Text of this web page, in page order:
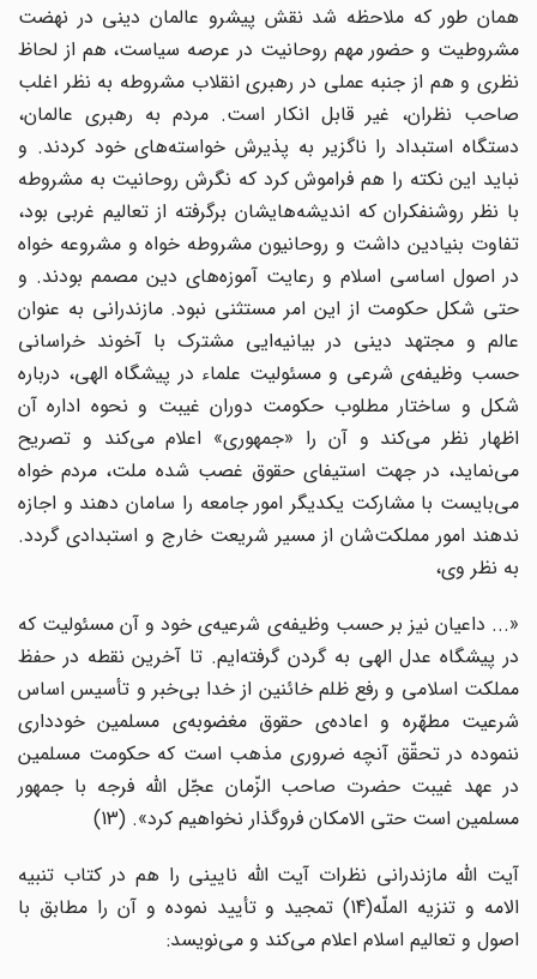
همان طور که ملاحظه شد نقش پیشرو عالمان دینی در نهضت
مشروطیت و حضور مهم روحانیت در عرصه سیاست، هم از لحاظ
نظری و هم از جنبه عملی در رهبری انقلاب مشروطه به نظر اغلب
صاحب نظران، غیر قابل انکار است. مردم به رهبری عالمان،
دستگاه استبداد را ناگزیر به پذیرش خواسته‌های خود کردند. و
نباید این نکته را هم فراموش کرد که نگرش روحانیت به مشروطه
با نظر روشنفکران که اندیشه‌هایشان برگرفته از تعالیم غربی بود،
تفاوت بنیادین داشت و روحانیون مشروطه خواه و مشروعه خواه
در اصول اساسی اسلام و رعایت آموزه‌های دین مصمم بودند. و
حتی شکل حکومت از این امر مستثنی نبود. مازندرانی به عنوان
عالم و مجتهد دینی در بیانیه‌ایی مشترک با آخوند خراسانی
حسب وظیفه‌ی شرعی و مسئولیت علماء در پیشگاه الهی، درباره
شکل و ساختار مطلوب حکومت دوران غیبت و نحوه اداره آن
اظهار نظر می‌کند و آن را «جمهوری» اعلام می‌کند و تصریح
می‌نماید، در جهت استیفای حقوق غصب شده ملت، مردم خواه
می‌بایست با مشارکت یکدیگر امور جامعه را سامان دهند و اجازه
ندهند امور مملکت‌شان از مسیر شریعت خارج و استبدادی گردد.
به نظر وی،
«... داعیان نیز بر حسب وظیفه‌ی شرعیه‌ی خود و آن مسئولیت که
در پیشگاه عدل الهی به گردن گرفته‌ایم. تا آخرین نقطه در حفظ
مملکت اسلامی و رفع ظلم خائنین از خدا بی‌خبر و تأسیس اساس
شرعیت مطهّره و اعاده‌ی حقوق مغضوبه‌ی مسلمین خودداری
ننموده در تحقّق آنچه ضروری مذهب است که حکومت مسلمین
در عهد غیبت حضرت صاحب الزّمان عجّل الله فرجه با جمهور
مسلمین است حتی الامکان فروگذار نخواهیم کرد». (13)
آیت الله مازندرانی نظرات آیت الله نایینی را هم در کتاب تنبیه
الامه و تنزیه الملّه(14) تمجید و تأیید نموده و آن را مطابق با
اصول و تعالیم اسلام اعلام می‌کند و می‌نویسد: